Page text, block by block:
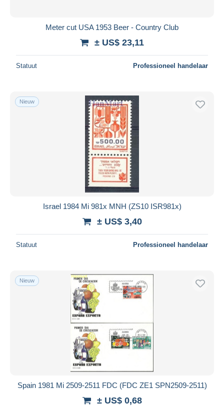
Meter cut USA 1953 Beer - Country Club
± US$ 23,11
Statuut Professioneel handelaar
Nieuw
Israel 1984 Mi 981x MNH (ZS10 ISR981x)
± US$ 3,40
Statuut Professioneel handelaar
Nieuw
Spain 1981 Mi 2509-2511 FDC (FDC ZE1 SPN2509-2511)
± US$ 0,68